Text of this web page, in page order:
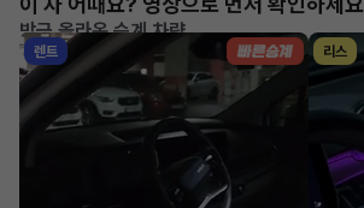
방금 올라온 승계 차량
렌트 리스